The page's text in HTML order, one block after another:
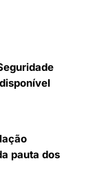
pauta dos